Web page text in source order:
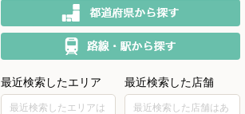
最近検索したエリア
最近検索したエリアは
最近検索した店舗
最近検索した店舗はあ